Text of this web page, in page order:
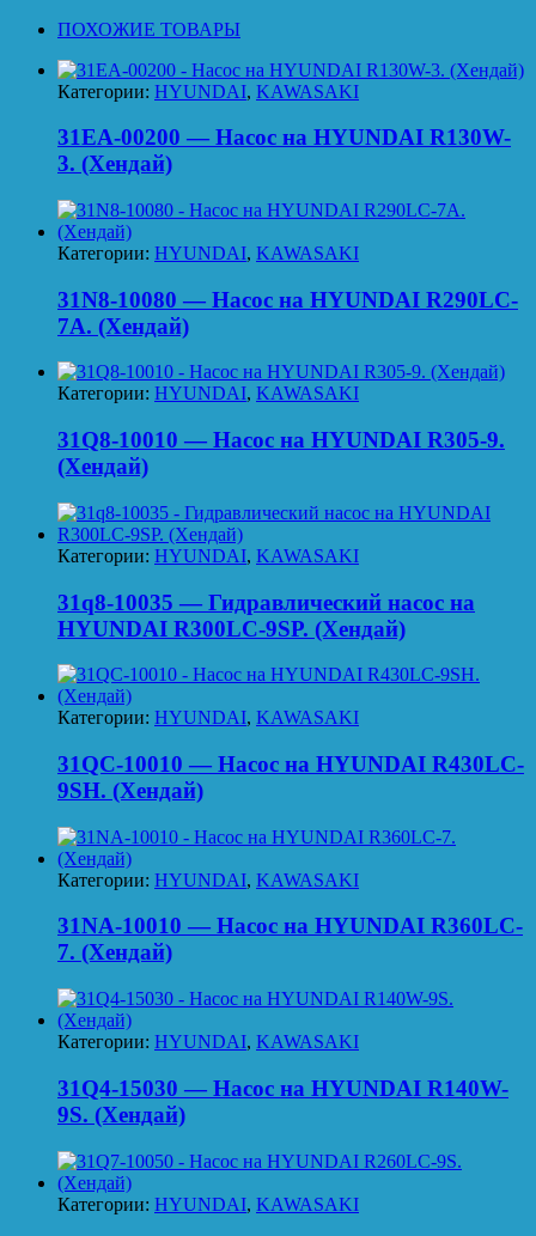
ПОХОЖИЕ ТОВАРЫ
Категории: HYUNDAI, KAWASAKI
31EA-00200 — Насос на HYUNDAI R130W-
3. (Хендай)
Категории: HYUNDAI, KAWASAKI
31N8-10080 — Насос на HYUNDAI R290LC-
7A. (Хендай)
Категории: HYUNDAI, KAWASAKI
31Q8-10010 — Насос на HYUNDAI R305-9.
(Хендай)
Категории: HYUNDAI, KAWASAKI
31q8-10035 — Гидравлический насос на
HYUNDAI R300LC-9SP. (Хендай)
Категории: HYUNDAI, KAWASAKI
31QC-10010 — Насос на HYUNDAI R430LC-
9SH. (Хендай)
Категории: HYUNDAI, KAWASAKI
31NA-10010 — Насос на HYUNDAI R360LC-
7. (Хендай)
Категории: HYUNDAI, KAWASAKI
31Q4-15030 — Насос на HYUNDAI R140W-
9S. (Хендай)
Категории: HYUNDAI, KAWASAKI